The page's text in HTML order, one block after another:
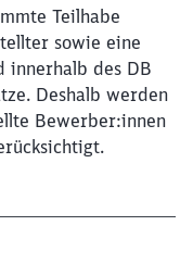
Teilhabe
sowie eine
innerhalb des DB
Deshalb werden
Bewerber:innen